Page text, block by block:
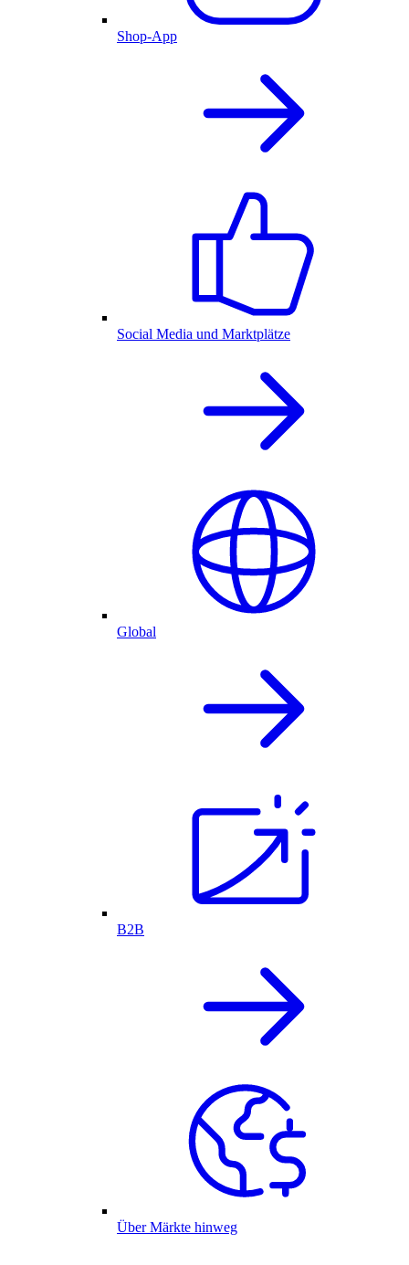
Shop-App
Social Media und Marktplätze
Global
B2B
Über Märkte hinweg